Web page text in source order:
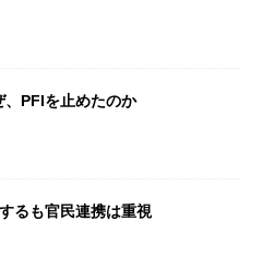
、PFIを止めたのか
るも官民連携は重視